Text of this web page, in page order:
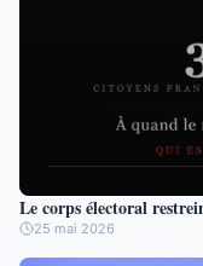
Le corps électoral
25 mai 2026